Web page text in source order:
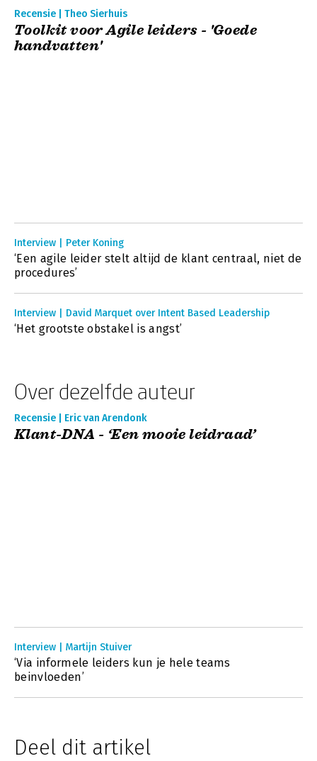
Recensie | Theo Sierhuis
Toolkit voor Agile leiders - 'Goede
handvatten'
Interview | Peter Koning
‘Een agile leider stelt altijd de klant centraal, niet de
procedures’
Interview | David Marquet over Intent Based Leadership
‘Het grootste obstakel is angst’
Over dezelfde auteur
Recensie | Eric van Arendonk
Klant-DNA - ‘Een mooie leidraad’
Interview | Martijn Stuiver
‘Via informele leiders kun je hele teams
beinvloeden’
Deel dit artikel